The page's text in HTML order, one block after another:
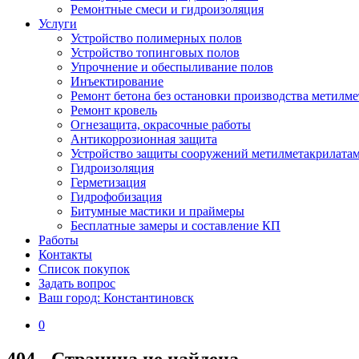
Ремонтные смеси и гидроизоляция
Услуги
Устройство полимерных полов
Устройство топинговых полов
Упрочнение и обеспыливание полов
Инъектирование
Ремонт бетона без остановки производства
Ремонт кровель
Огнезащита, окрасочные работы
Антикоррозионная защита
Устройство защиты сооружений
Гидроизоляция
Герметизация
Гидрофобизация
Битумные мастики и праймеры
Бесплатные замеры и составление КП
Работы
Контакты
Список покупок
Задать вопрос
Ваш город: Константиновск
0